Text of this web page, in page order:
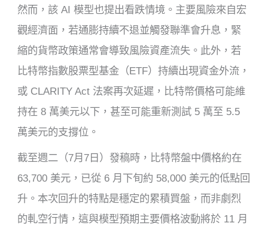
然而，該 AI 模型也提出看跌情境。主要風險來自宏
觀經濟面，若通膨持續不退並觸發聯準會升息，緊
縮的貨幣政策通常會導致風險資產流失。此外，若
比特幣指數股票型基金（ETF）持續出現資金外流，
或 CLARITY Act 法案再次延遲，比特幣價格可能維
持在 8 萬美元以下，甚至可能重新測試 5 萬至 5.5
萬美元的支撐位。
截至週二（7月7日）發稿時，比特幣盤中價格約在
63,700 美元，已從 6 月下旬約 58,000 美元的低點回
升。本次回升的特點是穩定的累積買盤，而非劇烈
的軋空行情，這與模型預期主要價格波動將於 11 月